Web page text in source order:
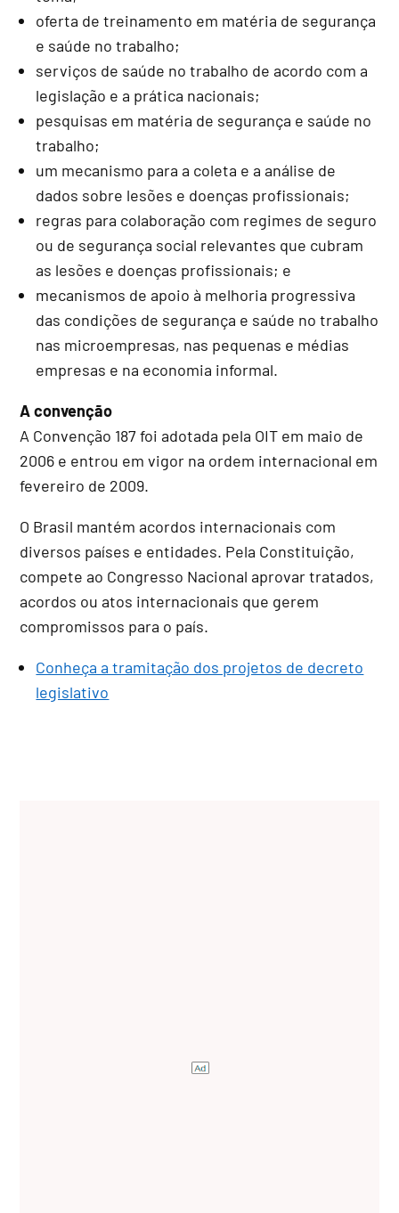
oferta de treinamento em matéria de segurança
e saúde no trabalho;
serviços de saúde no trabalho de acordo com a
legislação e a prática nacionais;
pesquisas em matéria de segurança e saúde no
trabalho;
um mecanismo para a coleta e a análise de
dados sobre lesões e doenças profissionais;
regras para colaboração com regimes de seguro
ou de segurança social relevantes que cubram
as lesões e doenças profissionais; e
mecanismos de apoio à melhoria progressiva
das condições de segurança e saúde no trabalho
nas microempresas, nas pequenas e médias
empresas e na economia informal.
A convenção
A Convenção 187 foi adotada pela OIT em maio de
2006 e entrou em vigor na ordem internacional em
fevereiro de 2009.
O Brasil mantém acordos internacionais com
diversos países e entidades. Pela Constituição,
compete ao Congresso Nacional aprovar tratados,
acordos ou atos internacionais que gerem
compromissos para o país.
Conheça a tramitação dos projetos de decreto
legislativo